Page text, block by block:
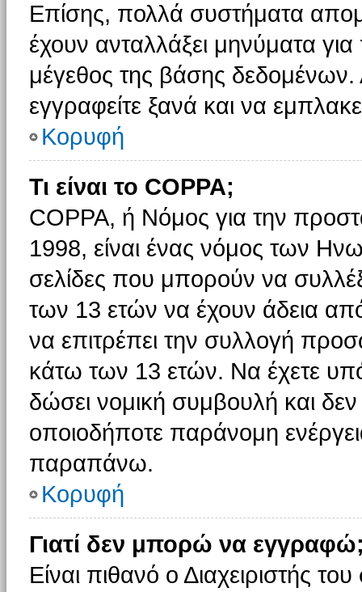
Επίσης, πολλά συστήματα
έχουν ανταλλάξει μηνύματα
μέγεθος της βάσης
εγγραφείτε ξανά και να
Κορυφή
Τι είναι το COPPA;
COPPA, ή Νόμος για την
1998, είναι ένας νόμος των
σελίδες που μπορούν να
των 13 ετών να έχουν άδεια
να επιτρέπει την συλλογή
κάτω των 13 ετών. Να έχετε
δώσει νομική συμβουλή και δεν
οποιοδήποτε παράνομη
παραπάνω.
Κορυφή
Γιατί δεν μπορώ να
Είναι πιθανό ο Διαχειριστής